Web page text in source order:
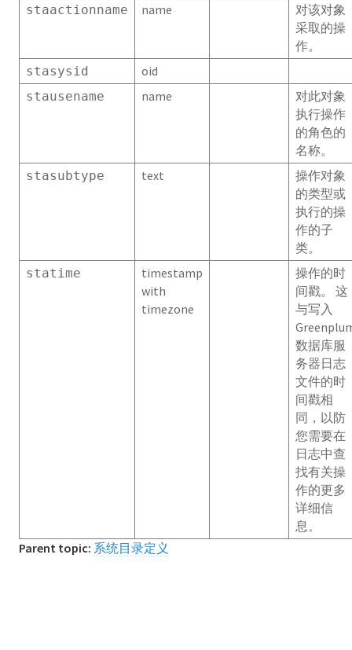
系统目录定义
foreign_data_wrappers
gp_configuration_history
gp_distributed_log
staactionname name
对该对象
采取的操
作。
stasysid oid
stausename name
对此对象
执行操作
的角色的
名称。
stasubtype text
操作对象
的类型或
执行的操
作的子
类。
statime
timestamp
with
timezone
操作的时
间戳。 这
与写入
数据库服
务器日志
文件的时
间戳相
同，以防
您需要在
日志中查
找有关操
作的更多
详细信
息。
Parent topic: 系统目录定义